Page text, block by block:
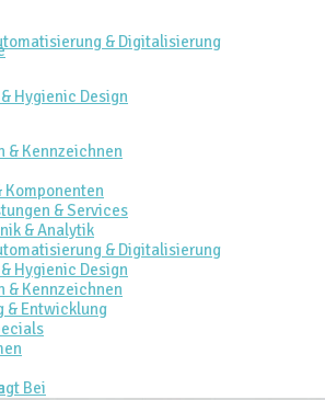
& Digitalisierung
Hygienic Design
& Kennzeichnen
Komponenten
& Services
& Analytik
& Digitalisierung
Hygienic Design
& Kennzeichnen
& Entwicklung
Bei